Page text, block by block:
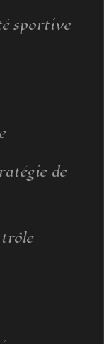
sportive
de